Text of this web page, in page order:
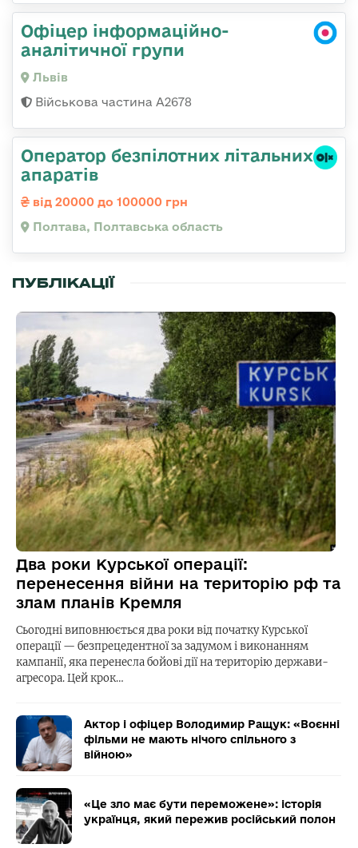
Офіцер інформаційно-
аналітичної групи
Львів
Військова частина А2678
Оператор безпілотних літальних
апаратів
від 20000 до 100000 грн
Полтава, Полтавська область
ПУБЛІКАЦІЇ
Два роки Курської операції:
перенесення війни на територію рф та
злам планів Кремля
Сьогодні виповнюється два роки від початку Курської
операції — безпрецедентної за задумом і виконанням
кампанії, яка перенесла бойові дії на територію держави-
агресора. Цей крок…
Актор і офіцер Володимир Ращук: «Воєнні
фільми не мають нічого спільного з
війною»
«Це зло має бути переможене»: історія
українця, який пережив російський полон